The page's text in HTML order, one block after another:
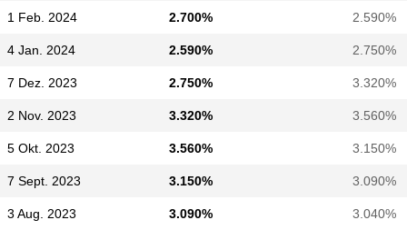
1 Feb. 2024 2.700% 2.590%
4 Jan. 2024 2.590% 2.750%
7 Dez. 2023 2.750% 3.320%
2 Nov. 2023 3.320% 3.560%
5 Okt. 2023 3.560% 3.150%
7 Sept. 2023 3.150% 3.090%
3 Aug. 2023 3.090% 3.040%